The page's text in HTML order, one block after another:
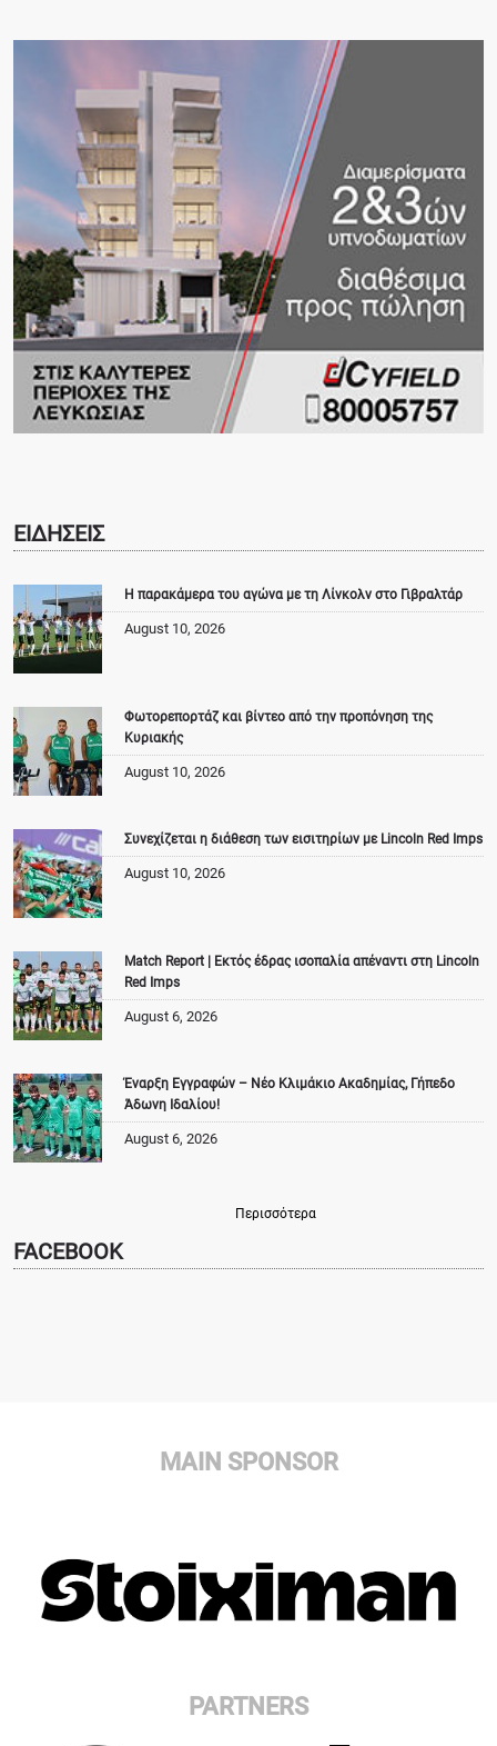
ΕΙΔΗΣΕΙΣ
Η παρακάμερα του αγώνα με τη Λίνκολν στο Γιβραλτάρ
August 10, 2026
Φωτορεπορτάζ και βίντεο από την προπόνηση της
Κυριακής
August 10, 2026
Συνεχίζεται η διάθεση των εισιτηρίων με Lincoln Red Imps
August 10, 2026
Match Report | Εκτός έδρας ισοπαλία απέναντι στη Lincoln
Red Imps
August 6, 2026
Έναρξη Εγγραφών – Νέο Κλιμάκιο Ακαδημίας, Γήπεδο
Άδωνη Ιδαλίου!
August 6, 2026
Περισσότερα
FACEBOOK
MAIN SPONSOR
PARTNERS